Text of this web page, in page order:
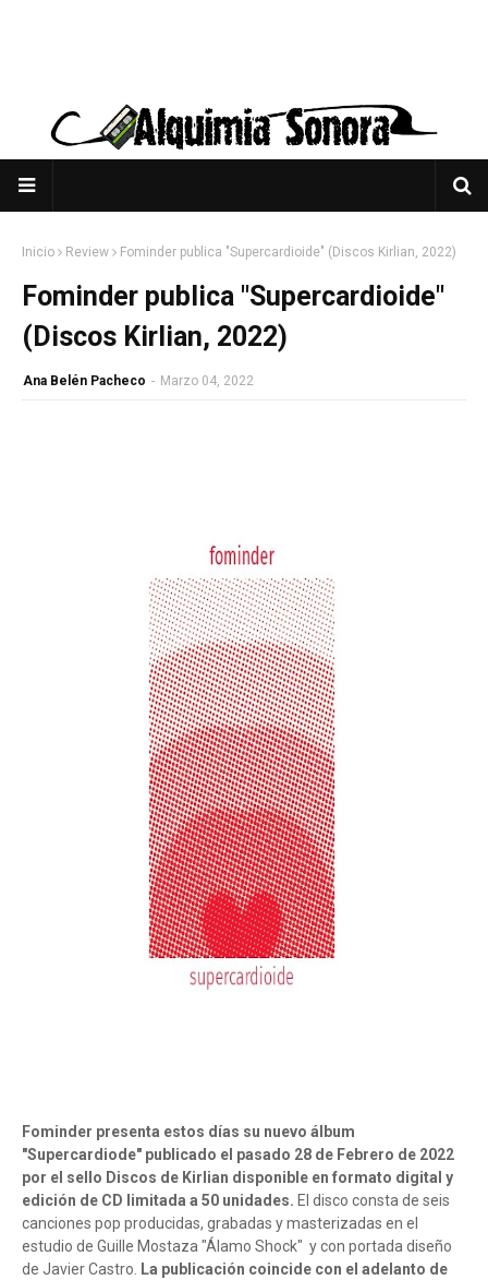
Inicio Review Fominder publica "Supercardioide" (Discos Kirlian, 2022)
Fominder publica "Supercardioide"
(Discos Kirlian, 2022)
Ana Belén Pacheco - Marzo 04, 2022
Fominder presenta estos días su nuevo álbum
"Supercardiode" publicado el pasado 28 de Febrero de 2022
por el sello Discos de Kirlian disponible en formato digital y
edición de CD limitada a 50 unidades. El disco consta de seis
canciones pop producidas, grabadas y masterizadas en el
estudio de Guille Mostaza "Álamo Shock" y con portada diseño
de Javier Castro. La publicación coincide con el adelanto de